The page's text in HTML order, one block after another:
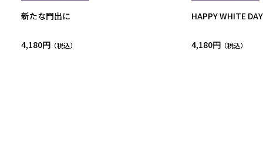
新たな門出に
4,180円
HAPPY WHITE
4,180円